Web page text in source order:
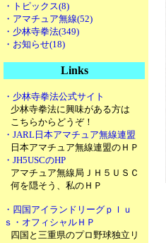
・トピックス(8)
・アマチュア無線(52)
・少林寺拳法(349)
・お知らせ(18)
Links
・少林寺拳法公式サイト
少林寺拳法に興味がある方は
こちらからどうぞ！
・JARL日本アマチュア無線連盟
日本アマチュア無線連盟のＨＰ
・JH5USCのHP
アマチュア無線局ＪＨ５ＵＳＣ
何を隠そう、私のＨＰ
・四国アイランドリーグｐｌｕ
ｓ・オフィシャルＨＰ
四国と三重県のプロ野球独立リ